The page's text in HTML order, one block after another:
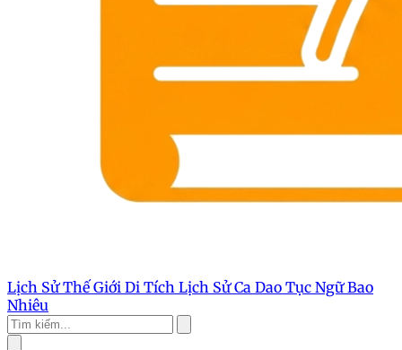
Lịch Sử Thế Giới Di Tích Lịch SửCa Dao Tục NgữBao
Nhiêu